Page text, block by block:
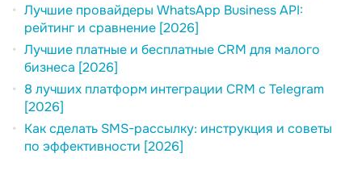
Лучшие провайдеры WhatsApp Business API:
рейтинг и сравнение [2026]
Лучшие платные и бесплатные CRM для малого
бизнеса [2026]
8 лучших платформ интеграции CRM с Telegram
[2026]
Как сделать SMS-рассылку: инструкция и советы
по эффективности [2026]